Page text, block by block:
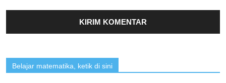
Belajar matematika, ketik di sini